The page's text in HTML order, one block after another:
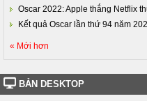
Oscar 2022: Apple thắng Netflix
Kết quả Oscar lần thứ 94 năm
« Mới hơn
BẢN DESKTOP